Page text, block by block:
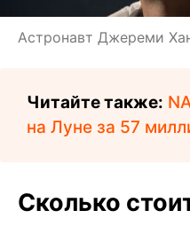
Астронавт Джереми
Читайте также:
на Луне за 57
Сколько